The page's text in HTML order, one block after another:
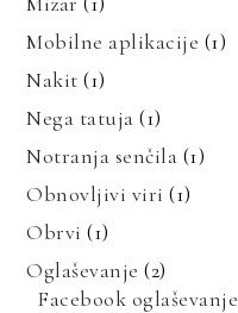
Mobilne aplikacije (1)
Nakit (1)
Nega tatuja (1)
Notranja senčila (1)
Obnovljivi viri (1)
Obrvi (1)
Oglaševanje (2)
Facebook oglaševanje